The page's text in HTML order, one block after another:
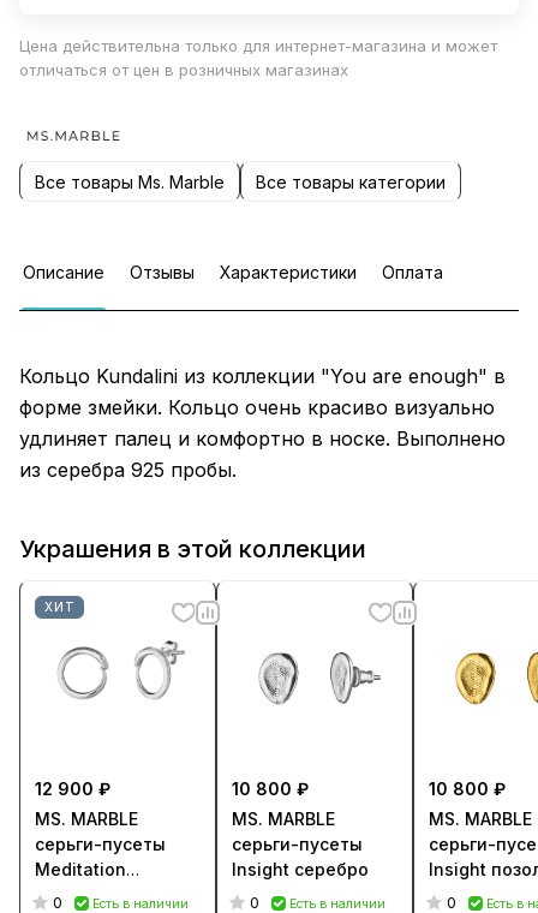
Цена действительна только для интернет-магазина и может
отличаться от цен в розничных магазинах
Все товары Ms. Marble Все товары категории
Описание Отзывы Характеристики Оплата
Кольцо Kundalini из коллекции "You are enough" в
форме змейки. Кольцо очень красиво визуально
удлиняет палец и комфортно в носке. Выполнено
из серебра 925 пробы.
Украшения в этой коллекции
ХИТ
12 900 ₽
MS. MARBLE
серьги-пусеты
Meditation
серебро
0 Есть в наличии
10 800 ₽
MS. MARBLE
серьги-пусеты
Insight серебро
0 Есть в наличии
10 800 ₽
MS. MARBLE
серьги-
Insight
0 Есть в